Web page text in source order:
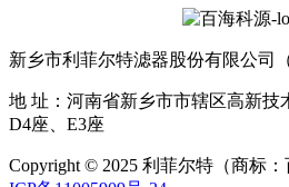
新乡市利菲尔特滤器股份有限公司
地 址：河南省新乡市市辖区高新技
D4座、E3座
Copyright © 2025 利菲尔特（商标